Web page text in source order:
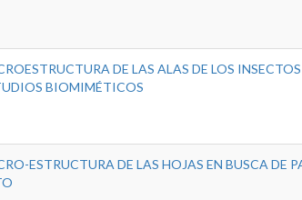
DE LAS ALAS DE LOS
BIOMIMÉTICOS
ESTRUCTURA DE LAS HOJAS EN BUSCA DE